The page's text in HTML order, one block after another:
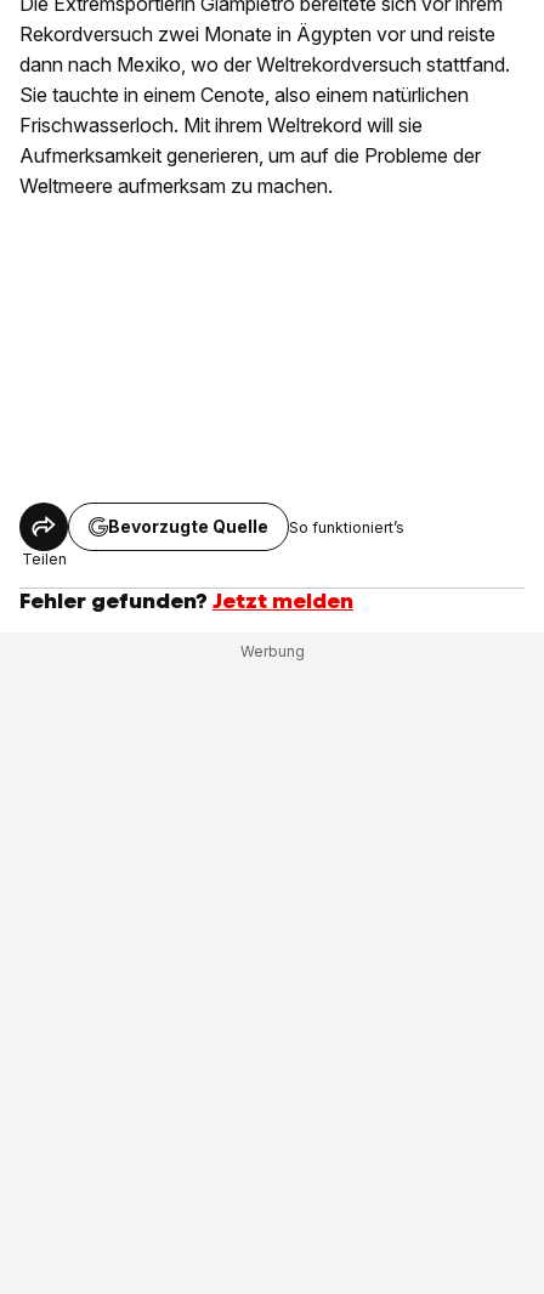
Rekordversuch zwei Monate in Ägypten vor und reiste
dann nach Mexiko, wo der Weltrekordversuch stattfand.
Sie tauchte in einem Cenote, also einem natürlichen
Frischwasserloch. Mit ihrem Weltrekord will sie
Aufmerksamkeit generieren, um auf die Probleme der
Weltmeere aufmerksam zu machen.
Teilen
Bevorzugte Quelle So funktioniert’s
Fehler gefunden? Jetzt melden